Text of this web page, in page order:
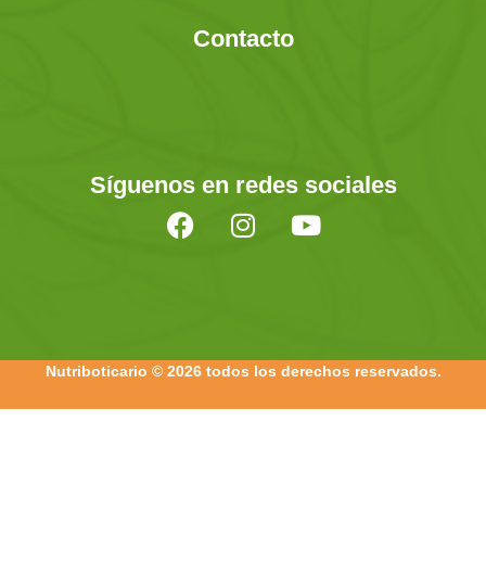
Contacto
Síguenos en redes sociales
Nutriboticario © 2026 todos los derechos reservados.